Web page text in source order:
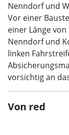
Nenndorf und
Vor einer
einer Länge
Nenndorf und
linken
vorsichtig an
Von red